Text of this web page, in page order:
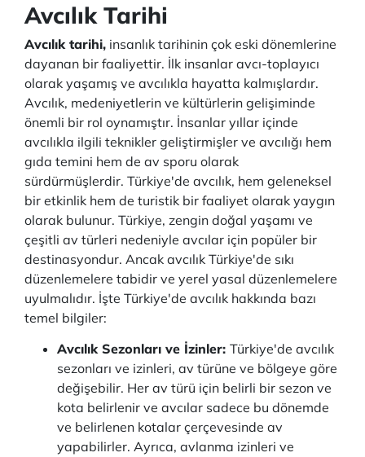
Avcılık Tarihi
Avcılık tarihi, insanlık tarihinin çok eski dönemlerine
dayanan bir faaliyettir. İlk insanlar avcı-toplayıcı
olarak yaşamış ve avcılıkla hayatta kalmışlardır.
Avcılık, medeniyetlerin ve kültürlerin gelişiminde
önemli bir rol oynamıştır. İnsanlar yıllar içinde
avcılıkla ilgili teknikler geliştirmişler ve avcılığı hem
gıda temini hem de av sporu olarak
sürdürmüşlerdir. Türkiye'de avcılık, hem geleneksel
bir etkinlik hem de turistik bir faaliyet olarak yaygın
olarak bulunur. Türkiye, zengin doğal yaşamı ve
çeşitli av türleri nedeniyle avcılar için popüler bir
destinasyondur. Ancak avcılık Türkiye'de sıkı
düzenlemelere tabidir ve yerel yasal düzenlemelere
uyulmalıdır. İşte Türkiye'de avcılık hakkında bazı
temel bilgiler:
Avcılık Sezonları ve İzinler: Türkiye'de avcılık
sezonları ve izinleri, av türüne ve bölgeye göre
değişebilir. Her av türü için belirli bir sezon ve
kota belirlenir ve avcılar sadece bu dönemde
ve belirlenen kotalar çerçevesinde av
yapabilirler. Ayrıca, avlanma izinleri ve